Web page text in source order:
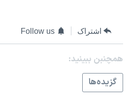
دادگاه حمید نوری
قانون شفافیت دارائی کادر رهبری ایران
اعتراضات مردمی آبان ۹۸
اشتراک Follow us
همچنبن ببینید:
گزيده‌ها